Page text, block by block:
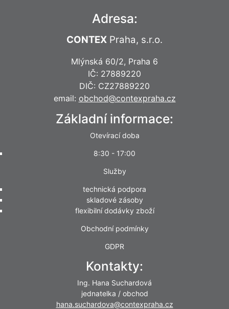
Adresa:
CONTEX Praha, s.r.o.
Mlýnská 60/2, Praha 6
IČ: 27889220
DIČ: CZ27889220
email: obchod@contexpraha.cz
Základní informace:
Otevírací doba
8:30 - 17:00
Služby
technická podpora
skladové zásoby
flexibilní dodávky zboží
Obchodní podmínky
GDPR
Kontakty:
Ing. Hana Suchardová
jednatelka / obchod
hana.suchardova@contexpraha.cz